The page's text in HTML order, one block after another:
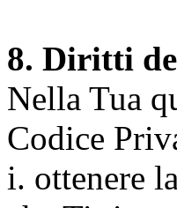
8. Diritti
Nella Tua
Codice
i. ottenere